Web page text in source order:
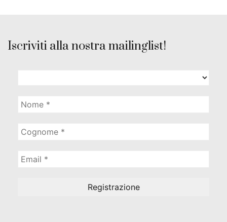
Iscriviti alla nostra mailinglist!